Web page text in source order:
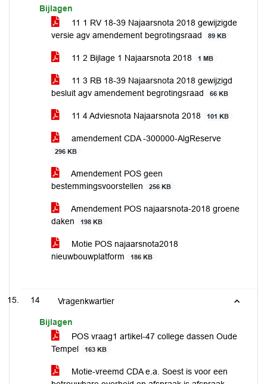
Bijlagen
11 1 RV 18-39 Najaarsnota 2018 gewijzigde
versie agv amendement begrotingsraad
89 KB
11 2 Bijlage 1 Najaarsnota 2018 1 MB
11 3 RB 18-39 Najaarsnota 2018 gewijzigd
besluit agv amendement begrotingsraad
66 KB
11 4 Adviesnota Najaarsnota 2018 101 KB
amendement CDA -300000-AlgReserve
296 KB
Amendement POS geen
bestemmingsvoorstellen
256 KB
Amendement POS najaarsnota-2018 groene
daken
198 KB
Motie POS najaarsnota2018
nieuwbouwplatform
186 KB
14 Vragenkwartier
Bijlagen
POS vraag1 artikel-47 college dassen Oude
Tempel
163 KB
Motie-vreemd CDA e.a. Soest is voor een